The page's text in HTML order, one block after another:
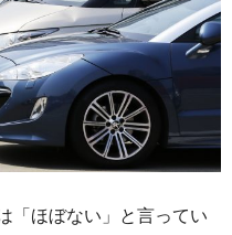
「ほぼない」と言ってい